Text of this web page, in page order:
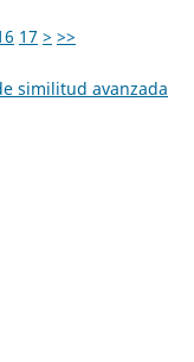
17 > >>
similitud avanzada